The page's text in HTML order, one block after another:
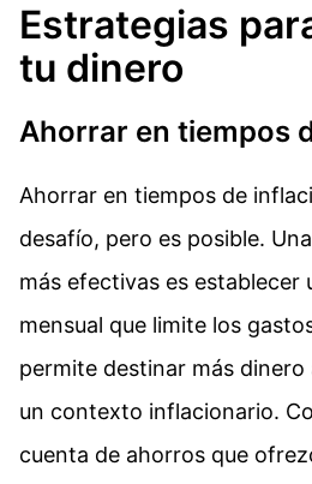
Estrategias
tu dinero
Ahorrar en tiempos
Ahorrar en tiempos de
desafío, pero es posible.
más efectivas es establecer
mensual que limite los
permite destinar más
un contexto inflacionario.
cuenta de ahorros que